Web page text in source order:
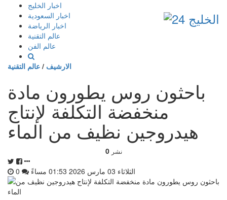
إذهب
المحتوى
اخبار الخليج
اخبار السعودية
اخبار الرياضة
عالم التقنية
عالم الفن
الارشيف / عالم التقنية
باحثون روس يطورون مادة
منخفضة التكلفة لإنتاج
هيدروجين نظيف من الماء
0 نشر
الثلاثاء 03 مارس 2026 01:53 مساءً